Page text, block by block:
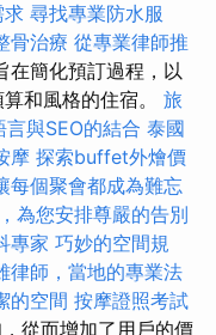
求 尋找專業防水服
骨治療 從專業律師推
在簡化預訂過程，以
和風格的住宿。 旅
言與SEO的結合 泰國
摩 探索buffet外燴價
每個聚會都成為難忘
為您安排尊嚴的告別
專家 巧妙的空間規
律師，當地的專業法
的空間 按摩證照考試
從而增加了用戶的價